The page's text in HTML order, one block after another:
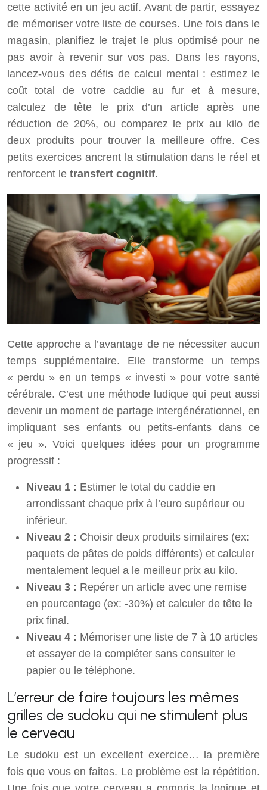
cette activité en un jeu actif. Avant de partir, essayez
de mémoriser votre liste de courses. Une fois dans le
magasin, planifiez le trajet le plus optimisé pour ne
pas avoir à revenir sur vos pas. Dans les rayons,
lancez-vous des défis de calcul mental : estimez le
coût total de votre caddie au fur et à mesure,
calculez de tête le prix d’un article après une
réduction de 20%, ou comparez le prix au kilo de
deux produits pour trouver la meilleure offre. Ces
petits exercices ancrent la stimulation dans le réel et
renforcent le transfert cognitif.
Cette approche a l’avantage de ne nécessiter aucun
temps supplémentaire. Elle transforme un temps
« perdu » en un temps « investi » pour votre santé
cérébrale. C’est une méthode ludique qui peut aussi
devenir un moment de partage intergénérationnel, en
impliquant ses enfants ou petits-enfants dans ce
« jeu ». Voici quelques idées pour un programme
progressif :
Niveau 1 : Estimer le total du caddie en
arrondissant chaque prix à l’euro supérieur ou
inférieur.
Niveau 2 : Choisir deux produits similaires (ex:
paquets de pâtes de poids différents) et calculer
mentalement lequel a le meilleur prix au kilo.
Niveau 3 : Repérer un article avec une remise
en pourcentage (ex: -30%) et calculer de tête le
prix final.
Niveau 4 : Mémoriser une liste de 7 à 10 articles
et essayer de la compléter sans consulter le
papier ou le téléphone.
L’erreur de faire toujours les mêmes
grilles de sudoku qui ne stimulent plus
le cerveau
Le sudoku est un excellent exercice… la première
fois que vous en faites. Le problème est la répétition.